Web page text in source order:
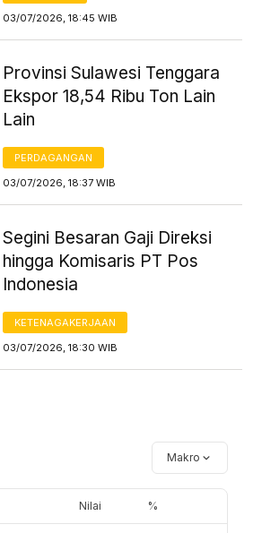
03/07/2026, 18:45 WIB
Provinsi Sulawesi Tenggara
Ekspor 18,54 Ribu Ton Lain
Lain
PERDAGANGAN
03/07/2026, 18:37 WIB
Segini Besaran Gaji Direksi
hingga Komisaris PT Pos
Indonesia
KETENAGAKERJAAN
03/07/2026, 18:30 WIB
Makro
Nilai %